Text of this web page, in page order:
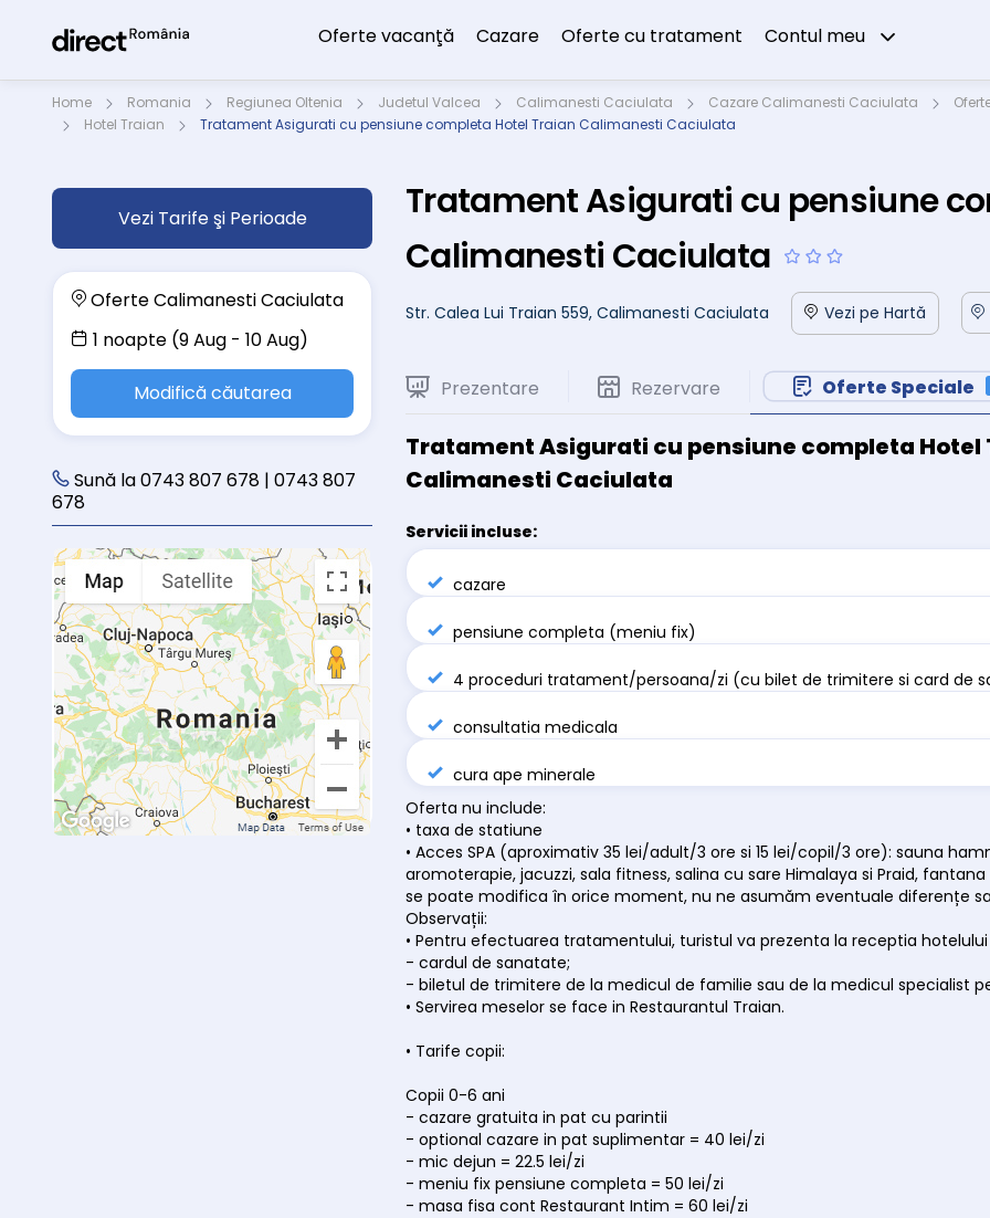
Oferte vacanţă Cazare Oferte cu tratament Contul meu
Home Romania Regiunea Oltenia Judetul Valcea Calimanesti Caciulata Cazare Calimanesti Caciulata
Hotel Traian
Tratament Asigurati cu pensiune completa Hotel Traian Calimanesti Caciulata
Vezi Tarife şi Perioade
Oferte Calimanesti Caciulata
1 noapte (9 Aug - 10 Aug)
Modifică căutarea
Sună la 0743 807 678 | 0743 807
678
Tratament Asigurati cu pensiune
Calimanesti Caciulata
Str. Calea Lui Traian 559, Calimanesti Caciulata Vezi pe Hartă
Prezentare Rezervare Oferte Speciale
Tratament Asigurati cu pensiune completa Hotel
Calimanesti Caciulata
Servicii incluse:
cazare
pensiune completa (meniu fix)
4 proceduri tratament/persoana/zi (cu bilet de trimitere si card de
consultatia medicala
cura ape minerale
Oferta nu include:
• taxa de statiune
• Acces SPA (aproximativ 35 lei/adult/3 ore si 15 lei/copil/3 ore): sauna
aromoterapie, jacuzzi, sala fitness, salina cu sare Himalaya si Praid,
se poate modifica în orice moment, nu ne asumăm eventuale diferențe
Observații:
• Pentru efectuarea tratamentului, turistul va prezenta la receptia
- cardul de sanatate;
- biletul de trimitere de la medicul de familie sau de la medicul specialist
• Servirea meselor se face in Restaurantul Traian.
• Tarife copii:
Copii 0-6 ani
- cazare gratuita in pat cu parintii
- optional cazare in pat suplimentar = 40 lei/zi
- mic dejun = 22.5 lei/zi
- meniu fix pensiune completa = 50 lei/zi
- masa fisa cont Restaurant Intim = 60 lei/zi